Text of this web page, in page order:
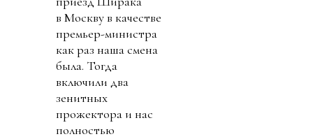
в Москву в качестве
премьер-министра
как раз наша смена
была. Тогда
включили два
зенитных
прожектора и нас
полностью